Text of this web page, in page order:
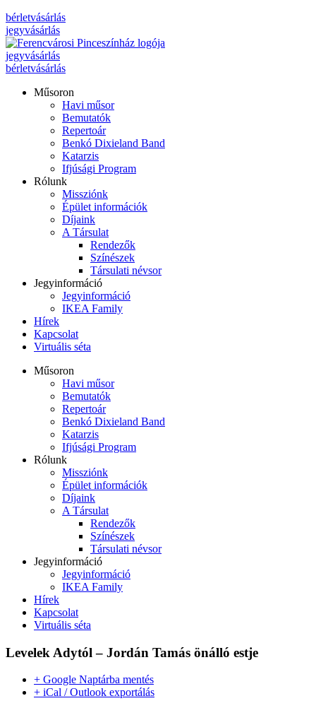
bérletvásárlás
jegyvásárlás
jegyvásárlás
bérletvásárlás
Műsoron
Havi műsor
Bemutatók
Repertoár
Benkó Dixieland Band
Katarzis
Ifjúsági Program
Rólunk
Missziónk
Épület információk
Díjaink
A Társulat
Rendezők
Színészek
Társulati névsor
Jegyinformáció
Jegyinformáció
IKEA Family
Hírek
Kapcsolat
Virtuális séta
Műsoron
Havi műsor
Bemutatók
Repertoár
Benkó Dixieland Band
Katarzis
Ifjúsági Program
Rólunk
Missziónk
Épület információk
Díjaink
A Társulat
Rendezők
Színészek
Társulati névsor
Jegyinformáció
Jegyinformáció
IKEA Family
Hírek
Kapcsolat
Virtuális séta
Levelek Adytól – Jordán Tamás önálló estje
+ Google Naptárba mentés
+ iCal / Outlook exportálás